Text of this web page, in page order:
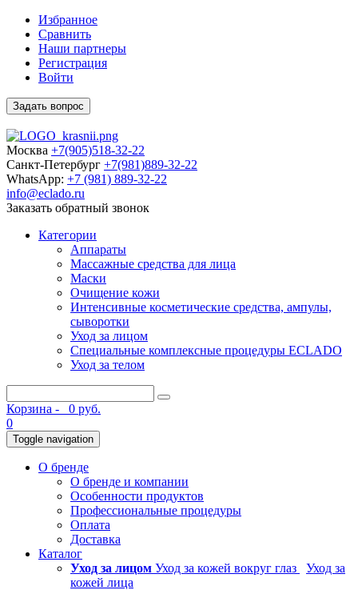
Избранное
Сравнить
Наши партнеры
Регистрация
Войти
Задать вопрос
Москва +7(905)518-32-22
Санкт-Петербург +7(981)889-32-22
WhatsApp: +7 (981) 889-32-22
info@eclado.ru
Заказать обратный звонок
Категории
Аппараты
Массажные средства для лица
Маски
Очищение кожи
Интенсивные косметические средства, ампулы,
сыворотки
Уход за лицом
Специальные комплексные процедуры ECLADO
Уход за телом
Корзина -
0 руб.
0
Toggle navigation
О бренде
О бренде и компании
Особенности продуктов
Профессиональные процедуры
Оплата
Доставка
Каталог
Уход за лицом Уход за кожей вокруг глаз
Уход за
кожей лица